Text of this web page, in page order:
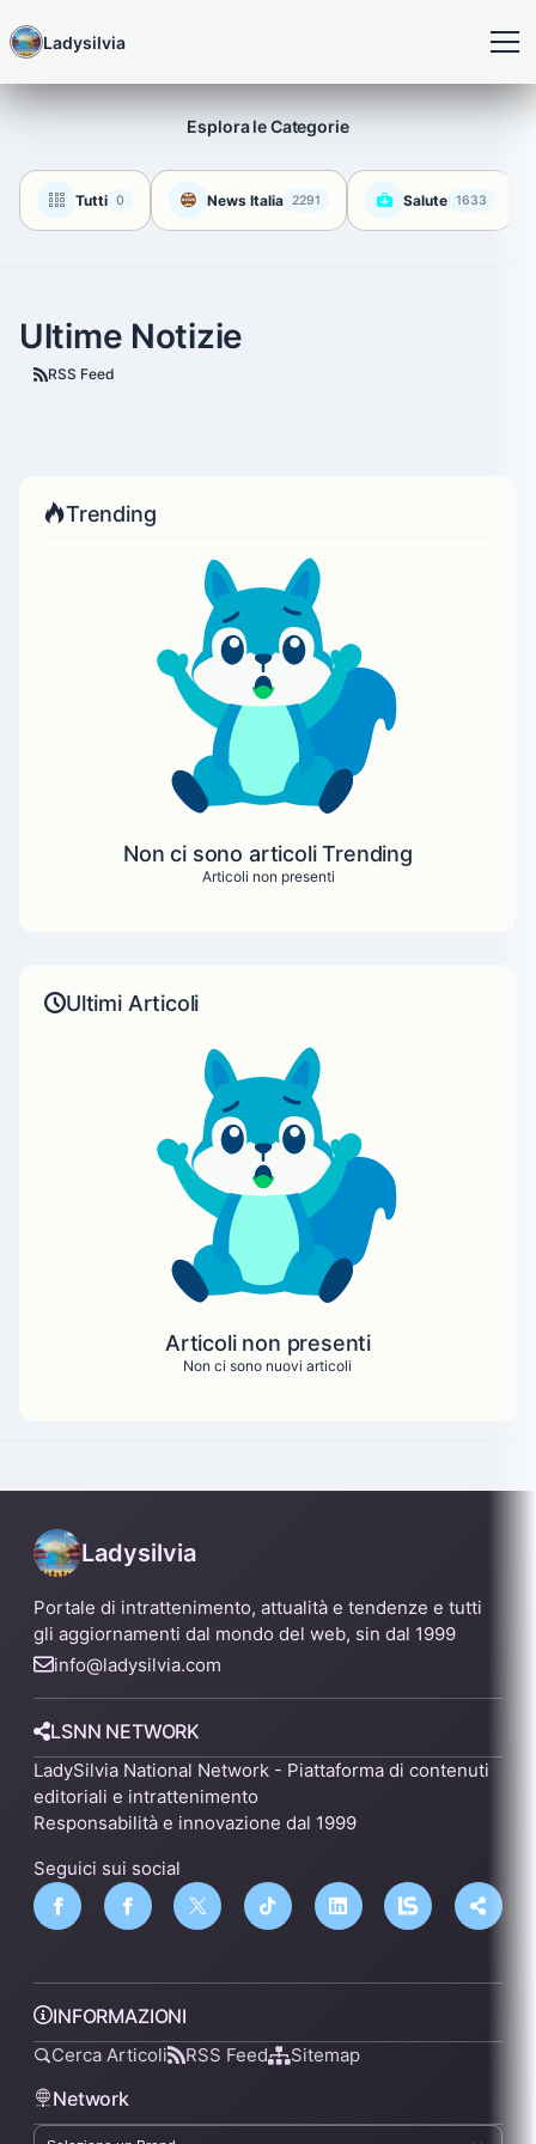
Ladysilvia
Esplora le Categorie
Tutti 0 News Italia 2291 Salute 1633
Ultime Notizie
RSS Feed
Trending
Non ci sono articoli Trending
Articoli non presenti
Ultimi Articoli
Articoli non presenti
Non ci sono nuovi articoli
Ladysilvia
Portale di intrattenimento, attualità e tendenze e tutti
gli aggiornamenti dal mondo del web, sin dal 1999
info@ladysilvia.com
LSNN NETWORK
LadySilvia National Network - Piattaforma di contenuti
editoriali e intrattenimento
Responsabilità e innovazione dal 1999
Seguici sui social
INFORMAZIONI
Cerca Articoli RSS Feed Sitemap
Network